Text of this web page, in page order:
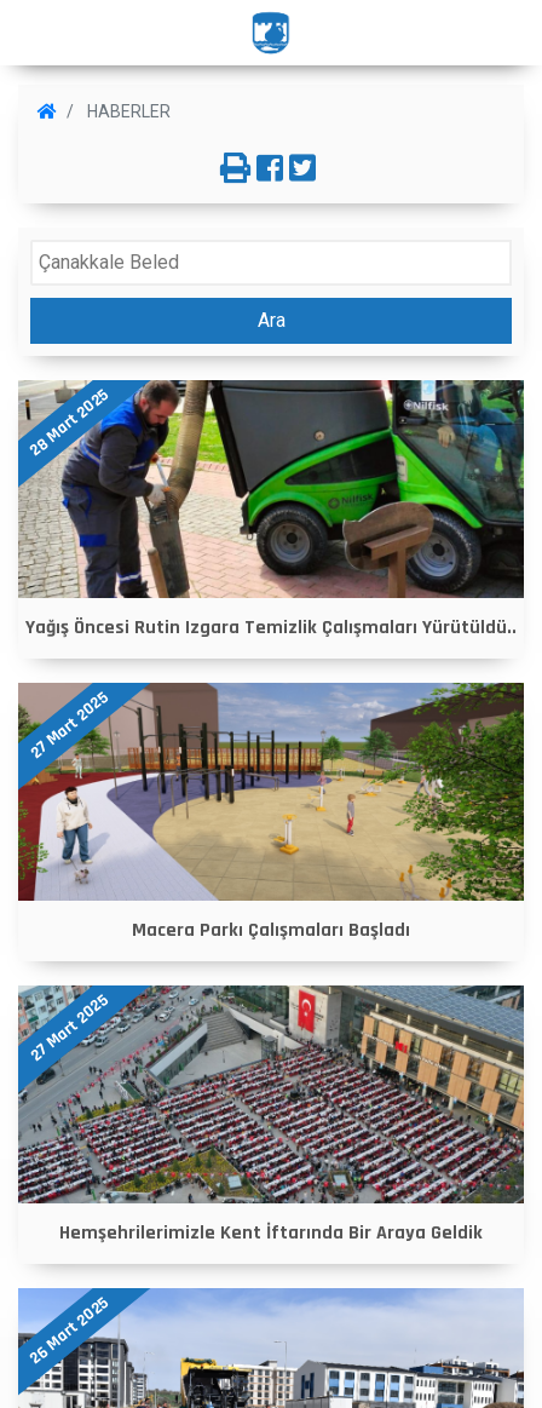
HABERLER
Ara
28 Mart 2025
Yağış Öncesi Rutin Izgara Temizlik Çalışmaları Yürütüldü..
27 Mart 2025
Macera Parkı Çalışmaları Başladı
27 Mart 2025
Hemşehrilerimizle Kent İftarında Bir Araya Geldik
26 Mart 2025